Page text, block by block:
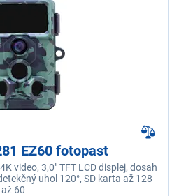
EZ60 fotopast
video, 3,0" TFT LCD displej, dosah
uhol 120°, SD karta až 128
60